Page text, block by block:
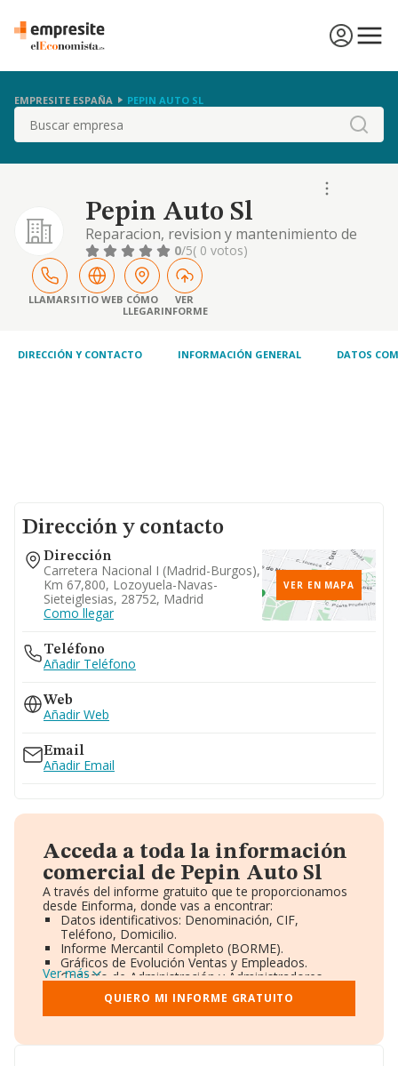
EMPRESITE ESPAÑA PEPIN AUTO SL
Buscar
Pepin Auto Sl
Reparacion, revision y mantenimiento de
automoviles, camiones, autobuses,
automoviles de usos especiales, remolques,
chasis, carrocerias, motocicletas y bicicletas
0/5( 0 votos)
LLAMARSITIO WEB CÓMO
LLEGAR
VER
INFORME
DIRECCIÓN Y CONTACTO INFORMACIÓN GENERAL DATOS
Dirección y contacto
Dirección
Carretera Nacional I (madrid-Burgos),
Km 67,800, Lozoyuela-Navas-
Sieteiglesias, 28752, Madrid
Como llegar
VER EN MAPA
Teléfono
Añadir Teléfono
Web
Añadir Web
Email
Añadir Email
Acceda a toda la información
comercial de Pepin Auto Sl
A través del informe gratuito que te proporcionamos
desde Einforma, donde vas a encontrar:
Datos identificativos: Denominación, CIF,
Teléfono, Domicilio.
Informe Mercantil Completo (BORME).
Gráficos de Evolución Ventas y Empleados.
Consejo de Administración y Administradores.
Directivos y Ejecutivos.
Accionistas.
Participaciones y Vinculaciones en otras empresas.
Información oficial y registral complementaria.
Ver más
QUIERO MI INFORME GRATUITO